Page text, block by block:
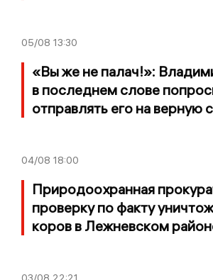
05/08 13:30
«Вы же не палач!»:
в последнем слове
отправлять его на верную
04/08 18:00
Природоохранная
проверку по факту
коров в Лежневском